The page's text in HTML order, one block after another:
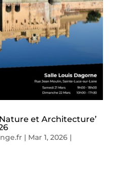
et Architecture’
| Mar 1, 2026|